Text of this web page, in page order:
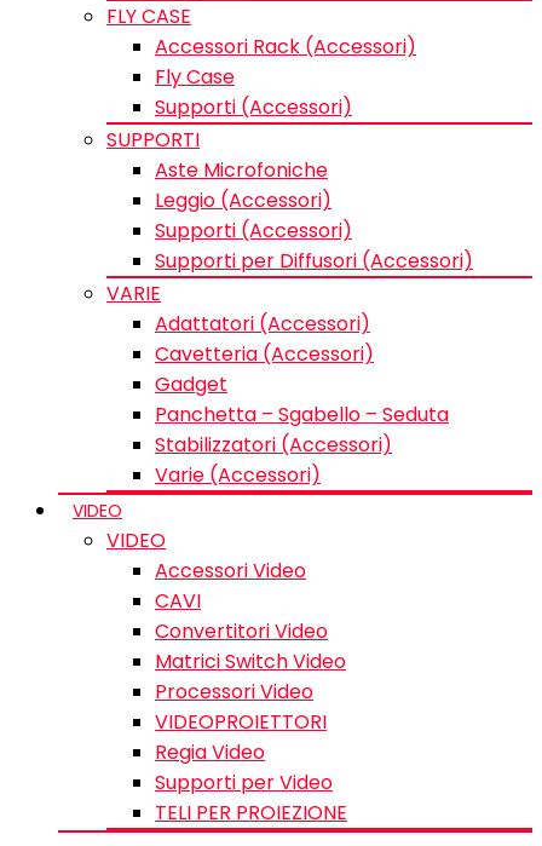
FLY CASE
Accessori Rack (Accessori)
Fly Case
Supporti (Accessori)
SUPPORTI
Aste Microfoniche
Leggio (Accessori)
Supporti (Accessori)
Supporti per Diffusori (Accessori)
VARIE
Adattatori (Accessori)
Cavetteria (Accessori)
Gadget
Panchetta – Sgabello – Seduta
Stabilizzatori (Accessori)
Varie (Accessori)
VIDEO
VIDEO
Accessori Video
CAVI
Convertitori Video
Matrici Switch Video
Processori Video
VIDEOPROIETTORI
Regia Video
Supporti per Video
TELI PER PROIEZIONE